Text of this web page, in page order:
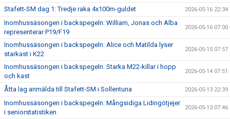
Stafett-SM dag 1: Tredje raka 4x100m-guldet 2026-05-16 22:34
Inomhussäsongen i backspegeln: William, Jonas och Alba
representerar P19/F19
2026-05-16 07:00
Inomhussäsongen i backspegeln: Alice och Matilda lyser
starkast i K22
2026-05-15 07:57
Inomhussäsongen i backspegeln: Starka M22-killar i hopp
och kast
2026-05-14 07:51
Åtta lag anmälda till Stafett-SM i Sollentuna 2026-05-13 22:39
Inomhussäsongen i backspegeln: Mångsidiga Lidingötjejer
i seniorstatistiken
2026-05-13 07:46